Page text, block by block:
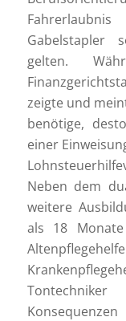
Gabelstapler
gelten.
zeigte und
benötige,
einer
Neben dem
weitere
als 18